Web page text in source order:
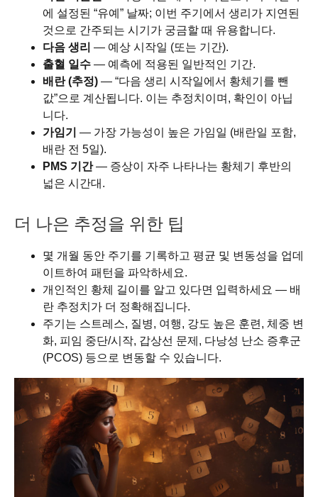
에 설정된 “유예” 날짜; 이번 주기에서 생리가 지연된
것으로 간주되는 시기가 궁금할 때 유용합니다.
다음 생리 — 예상 시작일 (또는 기간).
출혈 일수 — 예측에 적용된 일반적인 기간.
배란 (추정) — “다음 생리 시작일에서 황체기를 뺀
값”으로 계산됩니다. 이는 추정치이며, 확인이 아닙
니다.
가임기 — 가장 가능성이 높은 가임일 (배란일 포함,
배란 전 5일).
PMS 기간— 증상이 자주 나타나는 황체기 후반의
넓은 시간대.
더 나은 추정을 위한 팁
몇 개월 동안 주기를 기록하고 평균 및 변동성을 업데
이트하여 패턴을 파악하세요.
개인적인 황체 길이를 알고 있다면 입력하세요 — 배
란 추정치가 더 정확해집니다.
주기는 스트레스, 질병, 여행, 강도 높은 훈련, 체중 변
화, 피임 중단/시작, 갑상선 문제, 다낭성 난소 증후군
(PCOS) 등으로 변동할 수 있습니다.